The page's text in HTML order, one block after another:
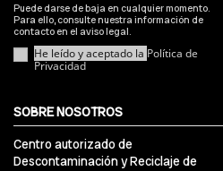
Puede darse de baja en cualquier momento.
Para ello, consulte nuestra información de
contacto en el aviso legal.
He leído y aceptado la Política de
Privacidad
SOBRE NOSOTROS
Centro autorizado de
Descontaminación y Reciclaje de